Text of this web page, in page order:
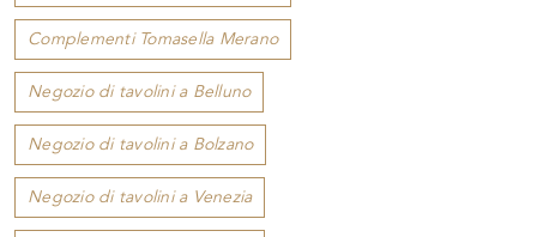
Complementi Tomasella Merano
Negozio di tavolini a Belluno
Negozio di tavolini a Bolzano
Negozio di tavolini a Venezia